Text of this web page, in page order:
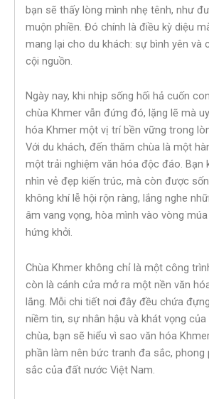
bạn sẽ thấy lòng mình nhẹ tênh, như
muộn phiền. Đó chính là điều kỳ diệu
mang lại cho du khách: sự bình yên và
cội nguồn.
Ngày nay, khi nhịp sống hối hả cuốn
chùa Khmer vẫn đứng đó, lặng lẽ mà
hóa Khmer một vị trí bền vững trong
Với du khách, đến thăm chùa là một
một trải nghiệm văn hóa độc đáo. Bạn
nhìn vẻ đẹp kiến trúc, mà còn được
không khí lễ hội rộn ràng, lắng nghe
âm vang vọng, hòa mình vào vòng
hứng khởi.
Chùa Khmer không chỉ là một công
còn là cánh cửa mở ra một nền văn
lắng. Mỗi chi tiết nơi đây đều chứa
niềm tin, sự nhân hậu và khát vọng
chùa, bạn sẽ hiểu vì sao văn hóa
phần làm nên bức tranh đa sắc, phong
sắc của đất nước Việt Nam.